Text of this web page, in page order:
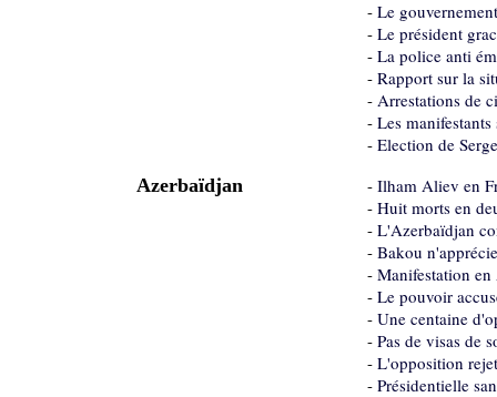
- Le
- Le président
- La police anti
- Rapport sur la
- Arrestations de
- Les
- Election de
Azerbaïdjan
- Ilham Aliev en
- Huit morts en
- L'Azerbaïdjan
- Bakou
- Manifestation
- Le pouvoir
- Une centaine
- Pas de visas de
- L'opposition
- Présidentielle